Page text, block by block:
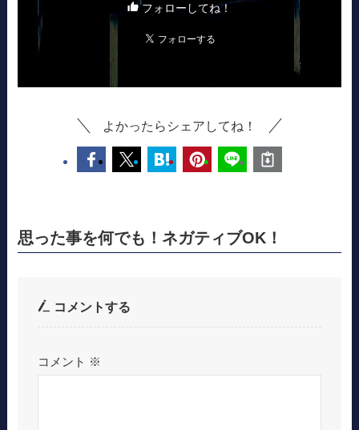
フォローしてね！
よかったらシェアしてね！
思った事を何でも！ネガティブOK！
コメントする
コメント ※